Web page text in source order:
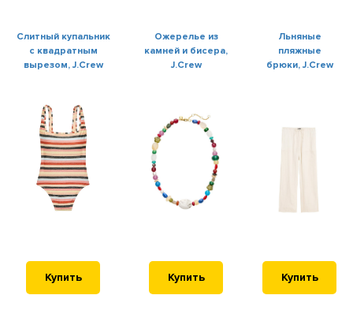
Слитный купальник
с квадратным
вырезом, J.Crew
Ожерелье из
камней и бисера,
J.Crew
Льняные
пляжные
брюки, J.Crew
Купить Купить Купить